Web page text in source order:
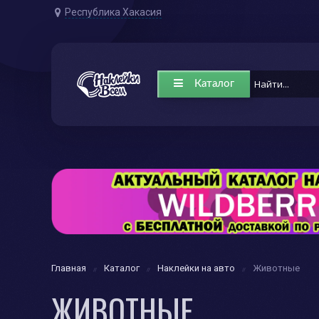
Республика Хакасия
Каталог
Главная Каталог Наклейки на авто Животные